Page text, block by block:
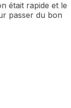
était rapide et le
passer du bon